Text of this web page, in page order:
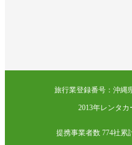
旅行業登録番号：沖縄
2013年レンタ
提携事業者数 774社累